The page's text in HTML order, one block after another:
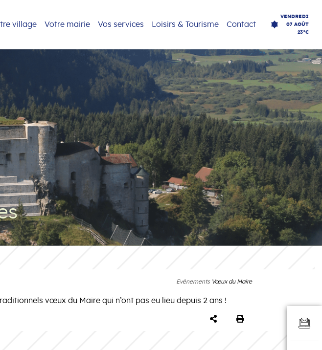
village Votre mairie Vos services Loisirs & Tourisme Contact
VENDREDI
07 AOÛT
23°C
Evènements Vœux du Maire
vœux du Maire qui n’ont pas eu lieu depuis 2 ans !
PARTAGER